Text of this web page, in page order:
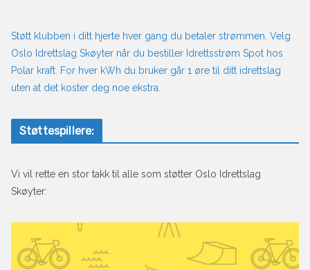
Støtt klubben i ditt hjerte hver gang du betaler strømmen. Velg
Oslo Idrettslag Skøyter når du bestiller Idrettsstrøm Spot hos
Polar kraft. For hver kWh du bruker går 1 øre til ditt idrettslag
uten at det koster deg noe ekstra.
Støttespillere:
Vi vil rette en stor takk til alle som støtter Oslo Idrettslag
Skøyter: